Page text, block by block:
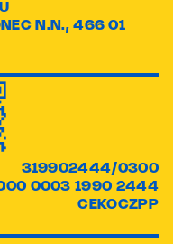
N.N., 466 01
319902444/0300
0003 1990 2444
CEKOCZPP